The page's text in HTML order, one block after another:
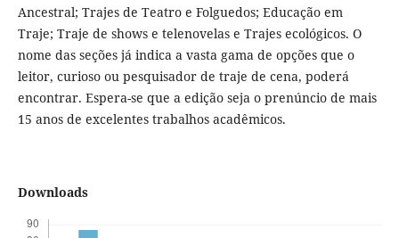
Ancestral; Trajes de Teatro e Folguedos; Educação em
Traje; Traje de shows e telenovelas e Trajes ecológicos. O
nome das seções já indica a vasta gama de opções que o
leitor, curioso ou pesquisador de traje de cena, poderá
encontrar. Espera-se que a edição seja o prenúncio de mais
15 anos de excelentes trabalhos acadêmicos.
Downloads